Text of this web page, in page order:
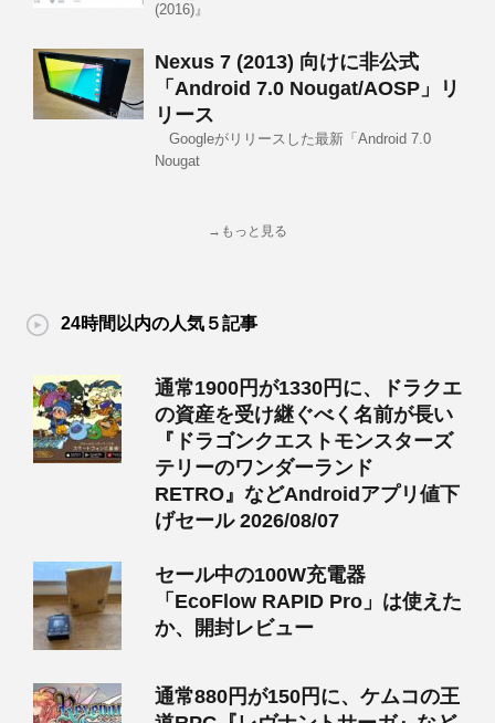
(2016)』
Nexus 7 (2013) 向けに非公式
「Android 7.0 Nougat/AOSP」リ
リース
Googleがリリースした最新「Android 7.0
Nougat
→もっと見る
24時間以内の人気５記事
通常1900円が1330円に、ドラクエ
の資産を受け継ぐべく名前が長い
『ドラゴンクエストモンスターズ
テリーのワンダーランド
RETRO』などAndroidアプリ値下
げセール 2026/08/07
セール中の100W充電器
「EcoFlow RAPID Pro」は使えた
か、開封レビュー
通常880円が150円に、ケムコの王